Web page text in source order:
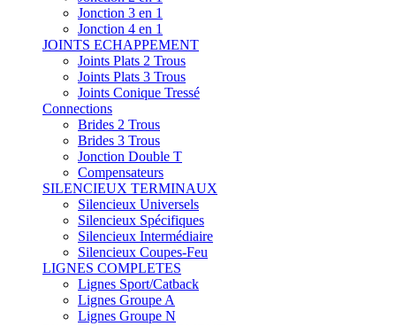
Jonction 3 en 1
Jonction 4 en 1
JOINTS ECHAPPEMENT
Joints Plats 2 Trous
Joints Plats 3 Trous
Joints Conique Tressé
Connections
Brides 2 Trous
Brides 3 Trous
Jonction Double T
Compensateurs
SILENCIEUX TERMINAUX
Silencieux Universels
Silencieux Spécifiques
Silencieux Intermédiaire
Silencieux Coupes-Feu
LIGNES COMPLETES
Lignes Sport/Catback
Lignes Groupe A
Lignes Groupe N